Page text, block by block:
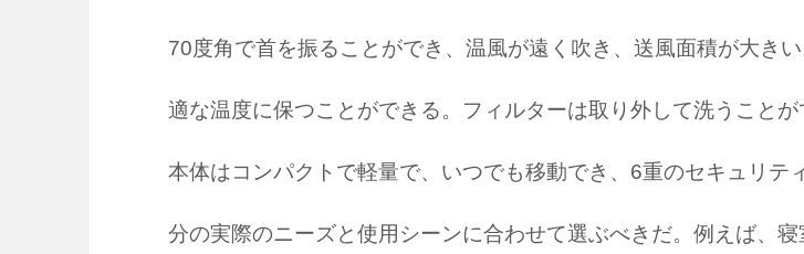
70度角で首を振ることができ、温風が遠く吹き、送風面積が大き
適な温度に保つことができる。フィルターは取り外して洗うこと
本体はコンパクトで軽量で、いつでも移動でき、6重のセキュリ
分の実際のニーズと使用シーンに合わせて選ぶべきだ。例えば、